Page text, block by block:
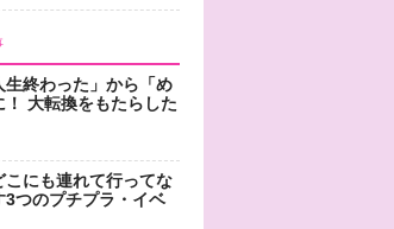
終わった」から「め
大転換をもたらした
にも連れて行ってな
つのプチプラ・イベ